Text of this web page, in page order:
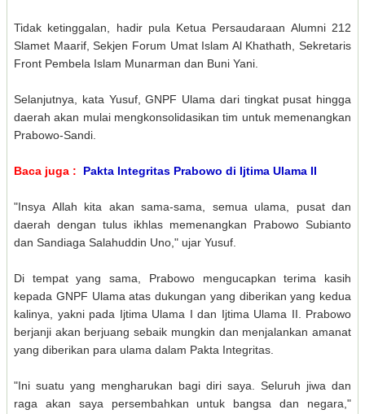
Tidak ketinggalan, hadir pula Ketua Persaudaraan Alumni 212
Slamet Maarif, Sekjen Forum Umat Islam Al Khathath, Sekretaris
Front Pembela Islam Munarman dan Buni Yani.
Selanjutnya, kata Yusuf, GNPF Ulama dari tingkat pusat hingga
daerah akan mulai mengkonsolidasikan tim untuk memenangkan
Prabowo-Sandi.
Baca juga : Pakta Integritas Prabowo di Ijtima Ulama II
"Insya Allah kita akan sama-sama, semua ulama, pusat dan
daerah dengan tulus ikhlas memenangkan Prabowo Subianto
dan Sandiaga Salahuddin Uno," ujar Yusuf.
Di tempat yang sama, Prabowo mengucapkan terima kasih
kepada GNPF Ulama atas dukungan yang diberikan yang kedua
kalinya, yakni pada Ijtima Ulama I dan Ijtima Ulama II. Prabowo
berjanji akan berjuang sebaik mungkin dan menjalankan amanat
yang diberikan para ulama dalam Pakta Integritas.
"Ini suatu yang mengharukan bagi diri saya. Seluruh jiwa dan
raga akan saya persembahkan untuk bangsa dan negara,"